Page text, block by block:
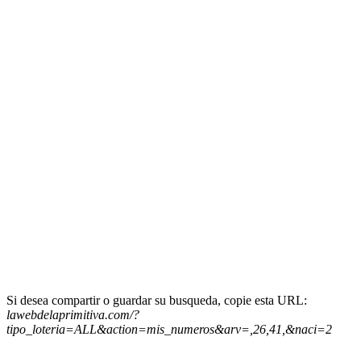
Si desea compartir o guardar su busqueda, copie esta URL:
lawebdelaprimitiva.com/?
tipo_loteria=ALL&action=mis_numeros&arv=,26,41,&naci=2